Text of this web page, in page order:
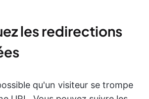
les redirections
qu'un visiteur se trompe